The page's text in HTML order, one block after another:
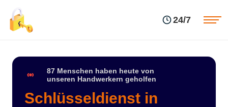
24/7
87 Menschen haben heute von
unseren Handwerkern geholfen
Schlüsseldienst in